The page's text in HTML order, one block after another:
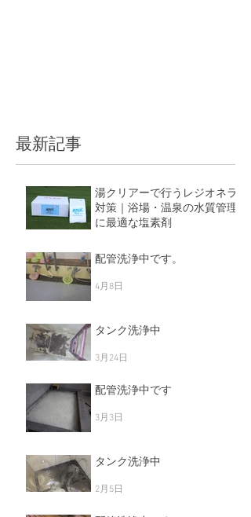
最新記事
湯クリアーで行うレジオネラ
対策｜浴場・温泉の水質管理
に最適な塩素剤
配管洗浄中です。
4月8日
タンク洗浄中
3月24日
配管洗浄中です
3月3日
タンク洗浄中
2月5日